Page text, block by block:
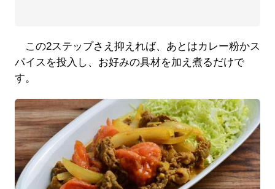
この2ステップさえ抑えれば、あとはカレー粉かス
パイスを投入し、お好みの具材を加え煮るだけで
す。